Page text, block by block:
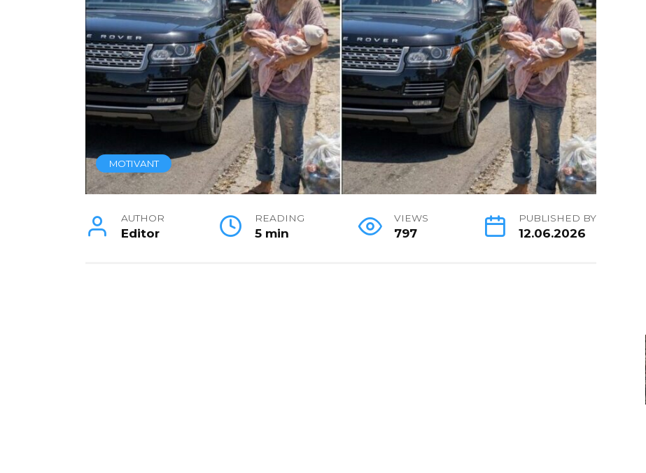
MOTIVANT
AUTHOR
Editor
READING
5 min
VIEWS
797
PUBLISHED BY
12.06.2026